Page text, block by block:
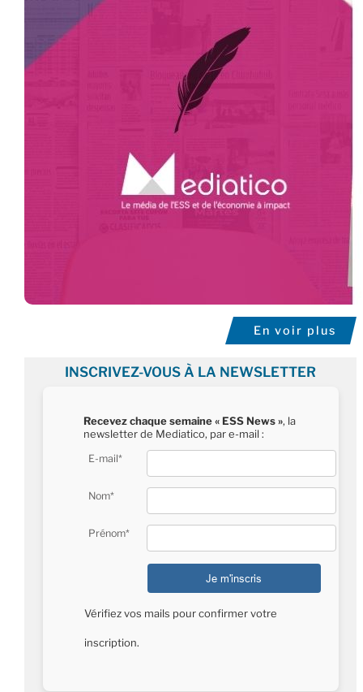
En voir plus
INSCRIVEZ-VOUS À LA NEWSLETTER
Recevez chaque semaine « ESS News », la
newsletter de Mediatico, par e-mail :
E-mail*
Nom*
Prénom*
Vérifiez vos mails pour confirmer votre
inscription.